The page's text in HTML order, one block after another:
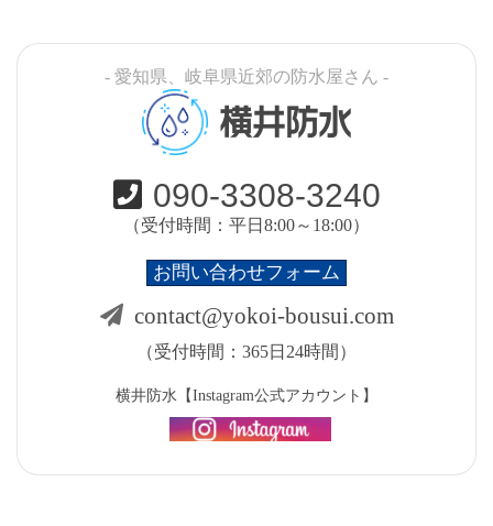
- 愛知県、岐阜県近郊の防水屋さん -
横井防水
090-3308-3240
（受付時間：平日8:00～18:00）
お問い合わせフォーム
contact@yokoi-bousui.com
（受付時間：365日24時間）
横井防水【Instagram公式アカウント】